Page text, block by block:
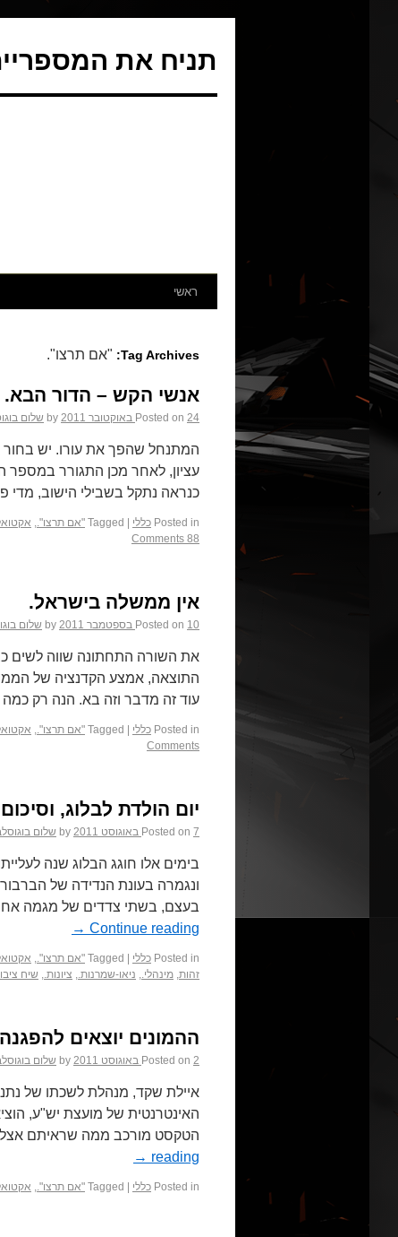
תניח את
ראשי
Tag Archives: "אם תרצו".
אנשי הקש – הדור הבא.
Posted on 24 באוקטובר 2011 by שלום
המתנחל שהפך את עורו. יש
עציון, לאחר מכן התגורר במספר
כנראה נתקל בשבילי הישוב,
Posted in כללי Tagged "אם תרצו".,
88 Comments
אין ממשלה בישראל.
Posted on 10 בספטמבר 2011 by שלום
את השורה התחתונה שווה לשים
התוצאה, אמצע הקדנציה של
עוד זה מדבר וזה בא. הנה רק
Posted in כללי Tagged "אם תרצו".,
Comments
יום הולדת לבלוג,
Posted on 7 באוגוסט 2011 by שלום
בימים אלו חוגג הבלוג שנה
ונגמרה בעונת הנדידה של
בעצם, בשתי צדדים של מגמה
Continue reading
→
Posted in כללי Tagged "אם תרצו".,
זהות, מינהלי., ניאו-שמרנות., ציונות., שיח
ההמונים יוצאים
Posted on 2 באוגוסט 2011 by שלום
איילת שקד, מנהלת לשכתו של
האינטרנטית של מועצת יש"ע,
הטקסט מורכב ממה שראיתם
reading
→
Posted in כללי Tagged "אם תרצו".,